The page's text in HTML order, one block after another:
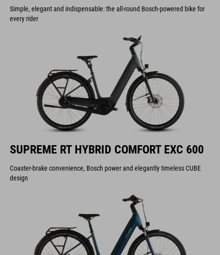
Simple, elegant and indispensable: the all-round Bosch-powered bike for
every rider
SUPREME RT HYBRID COMFORT EXC 600
Coaster-brake convenience, Bosch power and elegantly timeless CUBE
design